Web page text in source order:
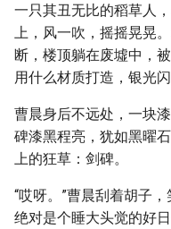
一只其丑无比的稻草人
上，风一吹，摇摇晃晃
断，楼顶躺在废墟中，
用什么材质打造，银光
曹晨身后不远处，一块
碑漆黑程亮，犹如黑曜
上的狂草：剑碑。
“哎呀。”曹晨刮着胡子
绝对是个睡大头觉的好